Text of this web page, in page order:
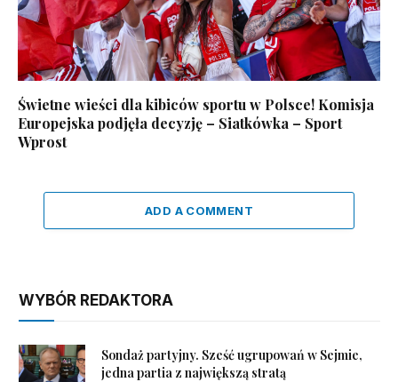
Świetne wieści dla kibiców sportu w Polsce! Komisja
Europejska podjęła decyzję – Siatkówka – Sport
Wprost
ADD A COMMENT
WYBÓR REDAKTORA
Sondaż partyjny. Sześć ugrupowań w Sejmie,
jedna partia z największą stratą